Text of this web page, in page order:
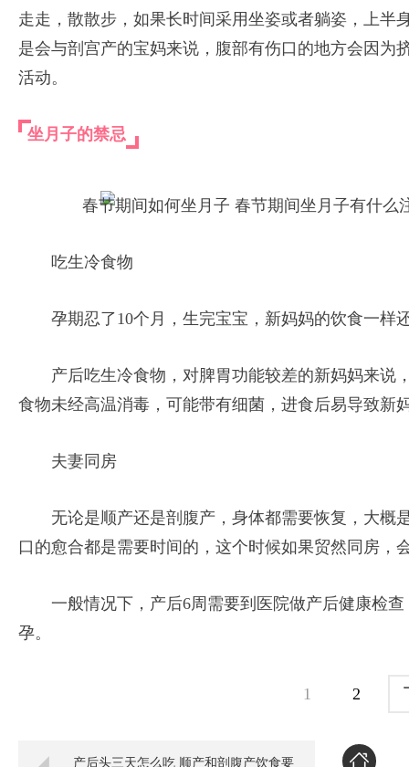
走走，散散步，如果长时间采用坐姿或者躺姿，上半
是会与剖宫产的宝妈来说，腹部有伤口的地方会因为
活动。
坐月子的禁忌
吃生冷食物
孕期忍了10个月，生完宝宝，新妈妈的饮食一样
产后吃生冷食物，对脾胃功能较差的新妈妈来说
食物未经高温消毒，可能带有细菌，进食后易导致新
夫妻同房
无论是顺产还是剖腹产，身体都需要恢复，大概
口的愈合都是需要时间的，这个时候如果贸然同房，
一般情况下，产后6周需要到医院做产后健康检
孕。
1 2
产后头三天怎么吃 顺产和剖腹产饮食要